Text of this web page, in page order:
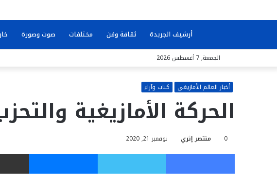
صوت وصورة مختلفات ثقافة وفن أرشيف الجريدة
عنالجمعة, 7 أغسطس 2026
أخبار العالم الأمازيغي كتاب وآراء
الحركة الأمازيغية
منتصر إثري نوفمبر 21, 2020 0
فيسبوك تويتر ماسنجر